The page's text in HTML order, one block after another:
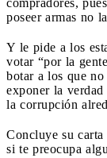
poseer armas no
Y le pide a los
votar “por la
botar a los que no
exponer la
la corrupción
Concluye su carta
si te preocupa